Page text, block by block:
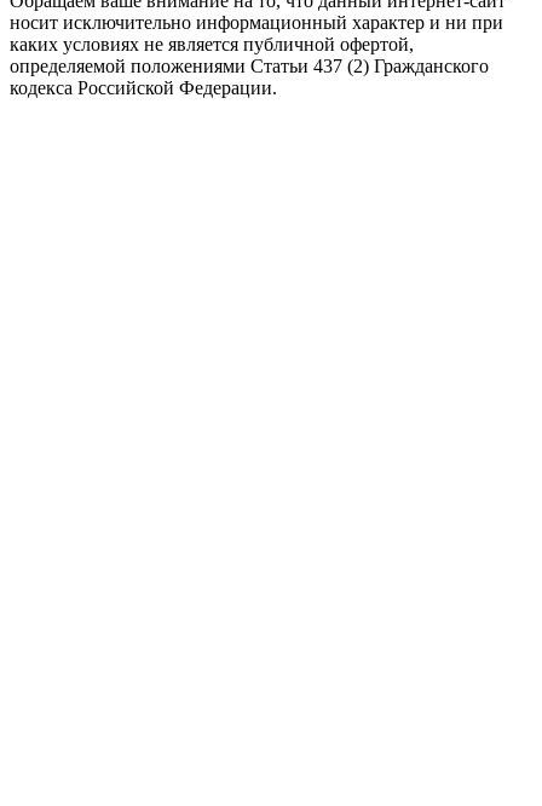
носит исключительно информационный характер и ни при
каких условиях не является публичной офертой,
определяемой положениями Статьи 437 (2) Гражданского
кодекса Российской Федерации.